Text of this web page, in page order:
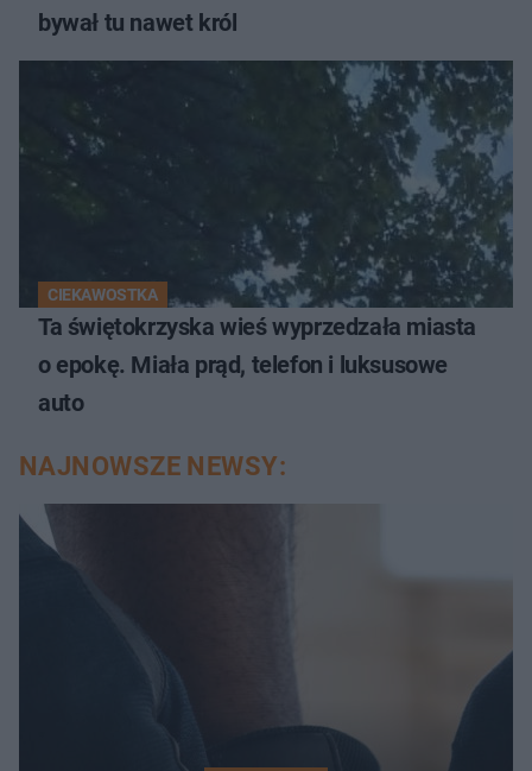
bywał tu nawet król
CIEKAWOSTKA
Ta świętokrzyska wieś wyprzedzała miasta
o epokę. Miała prąd, telefon i luksusowe
auto
NAJNOWSZE NEWSY: